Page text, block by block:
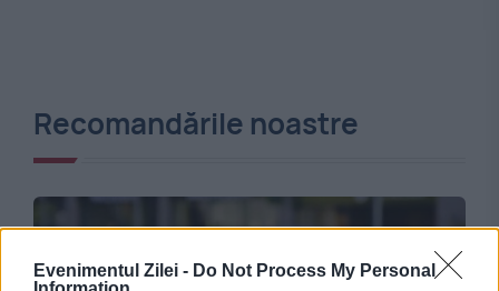
Evenimentul Zilei - Do Not Process My Personal
Recomandările noastre